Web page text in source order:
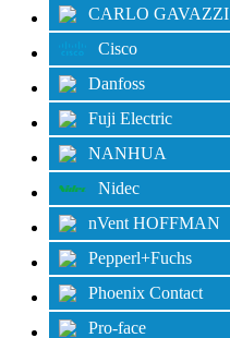
CARLO GAVAZZI
Cisco
Danfoss
Fuji Electric
NANHUA
Nidec
nVent HOFFMAN
Pepperl+Fuchs
Phoenix Contact
Pro-face